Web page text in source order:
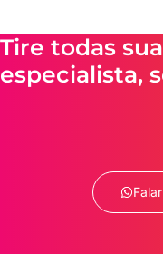
Tire todas
especialista,